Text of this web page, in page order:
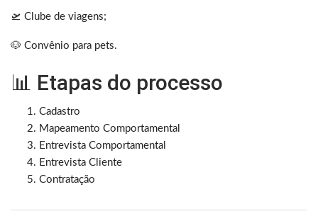
🛫 Clube de viagens;
🐶 Convênio para pets.
📊 Etapas do processo
Cadastro
Mapeamento Comportamental
Entrevista Comportamental
Entrevista Cliente
Contratação